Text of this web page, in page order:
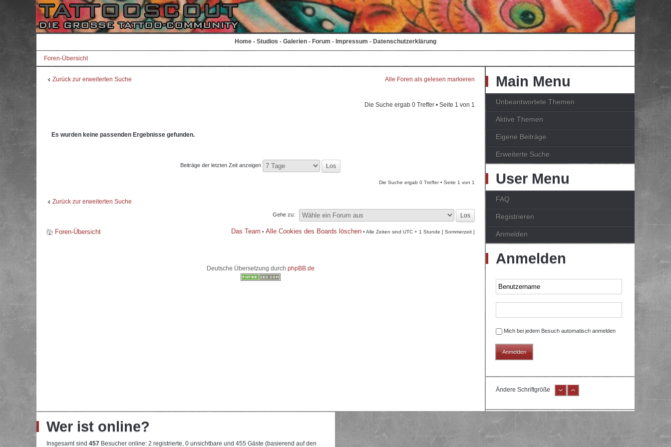
Home - Studios - Galerien - Forum - Impressum - Datenschutzerklärung
Foren-Übersicht
Zurück zur erweiterten Suche Alle Foren als gelesen markieren
Die Suche ergab 0 Treffer • Seite 1 von 1
Es wurden keine passenden Ergebnisse gefunden.
Beiträge der letzten Zeit anzeigen
Die Suche ergab 0 Treffer • Seite 1 von 1
Zurück zur erweiterten Suche
Gehe zu:
Foren-Übersicht Das Team • Alle Cookies des Boards löschen • Alle Zeiten sind UTC + 1 Stunde [ Sommerzeit ]
Deutsche Übersetzung durch phpBB.de
Main Menu
Unbeantwortete Themen
Aktive Themen
Eigene Beiträge
Erweiterte Suche
User Menu
FAQ
Registrieren
Anmelden
Anmelden
Mich bei jedem Besuch automatisch anmelden
Ändere Schriftgröße
Wer ist online?
Insgesamt sind 457 Besucher online: 2 registrierte, 0 unsichtbare und 455 Gäste (basierend auf den